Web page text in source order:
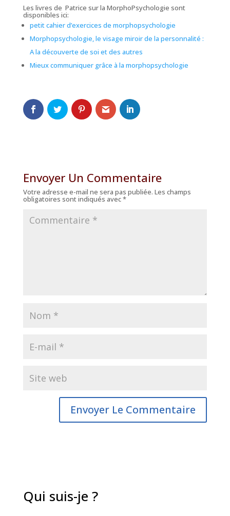
Les livres de Patrice sur la MorphoPsychologie sont
disponibles ici:
petit cahier d’exercices de morphopsychologie
Morphopsychologie, le visage miroir de la personnalité :
A la découverte de soi et des autres
Mieux communiquer grâce à la morphopsychologie
Envoyer Un Commentaire
Votre adresse e-mail ne sera pas publiée. Les champs
obligatoires sont indiqués avec*
Qui suis-je ?